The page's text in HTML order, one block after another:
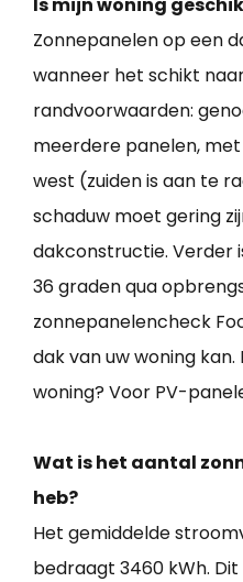
Zonnepanelen op een
wanneer het schikt
randvoorwaarden:
meerdere panelen,
west (zuiden is aan te
schaduw moet gering
dakconstructie. Verder
36 graden qua
zonnepanelencheck
dak van uw woning
woning? Voor PV-
Wat is het aantal
heb?
Het gemiddelde
bedraagt 3460 kWh.